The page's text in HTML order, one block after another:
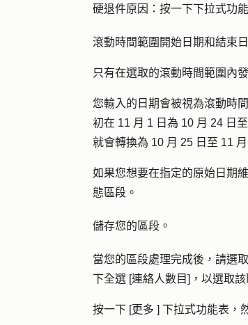
硬退件原因： 按一下下拉式功
滾動時間範圍開始日期和結束日
只有在選取的滾動時間範圍內
您輸入的日期會被視為滾動時
初在 11 月 1 日為 10 月 24 日
就會轉換為 10 月 25 日至 11 月
如果您想要在指定的原始日期
態區段。
儲存您的區段。
當您的區段處理完成後，請選
下全選 [連絡人數目] ，以選取
按一下 [更多 ] 下拉式功能表，